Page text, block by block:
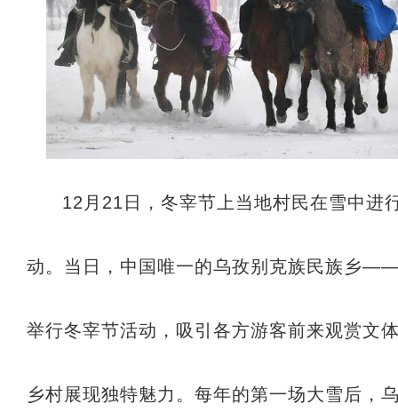
12月21日，冬宰节上当地村民在雪中进
动。当日，中国唯一的乌孜别克族民族乡
举行冬宰节活动，吸引各方游客前来观赏文
乡村展现独特魅力。每年的第一场大雪后，